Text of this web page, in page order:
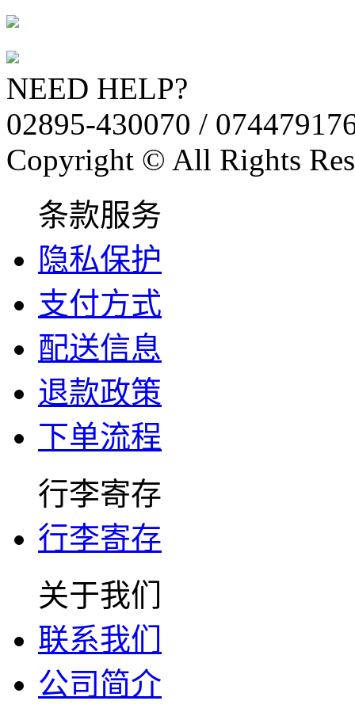
NEED HELP?
02895-430070 /
Copyright © All Rights
条款服务
隐私保护
支付方式
配送信息
退款政策
下单流程
行李寄存
行李寄存
关于我们
联系我们
公司简介